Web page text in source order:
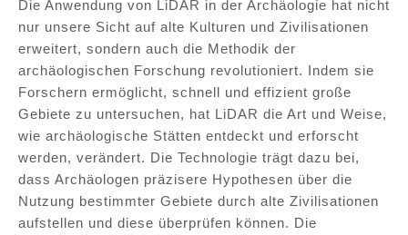
Die Anwendung von LiDAR in der Archäologie hat nicht
nur unsere Sicht auf alte Kulturen und Zivilisationen
erweitert, sondern auch die Methodik der
archäologischen Forschung revolutioniert. Indem sie
Forschern ermöglicht, schnell und effizient große
Gebiete zu untersuchen, hat LiDAR die Art und Weise,
wie archäologische Stätten entdeckt und erforscht
werden, verändert. Die Technologie trägt dazu bei,
dass Archäologen präzisere Hypothesen über die
Nutzung bestimmter Gebiete durch alte Zivilisationen
aufstellen und diese überprüfen können. Die